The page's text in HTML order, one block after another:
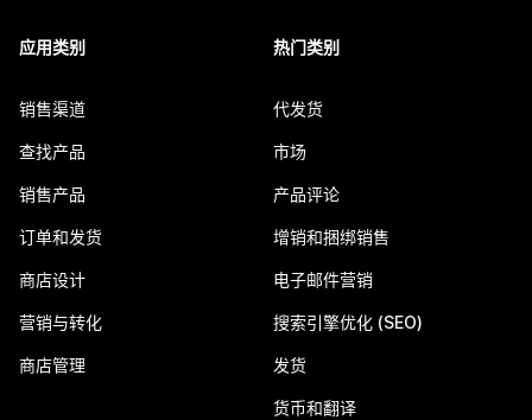
应用类别
销售渠道
查找产品
销售产品
订单和发货
商店设计
营销与转化
商店管理
热门类别
代发货
市场
产品评论
增销和捆绑销售
电子邮件营销
搜索引擎优化 (SEO)
发货
货币和翻译